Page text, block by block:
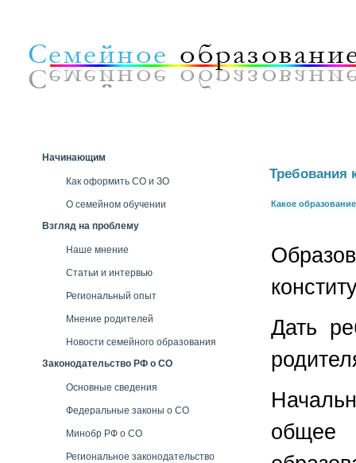
Начинающим
Как оформить СО и ЗО
О семейном обучении
Взгляд на проблему
Наше мнение
Статьи и интервью
Региональный опыт
Мнение родителей
Новости семейного образования
Законодательство РФ о СО
Основные сведения
Федеральные законы о СО
Минобр РФ о СО
Региональное законодательство
Требования
Какое
Дать